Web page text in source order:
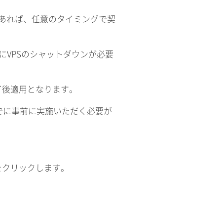
れば、任意のタイミングで契
のシャットダウンが必要
適用となります。
事前に実施いただく必要が
リックします。